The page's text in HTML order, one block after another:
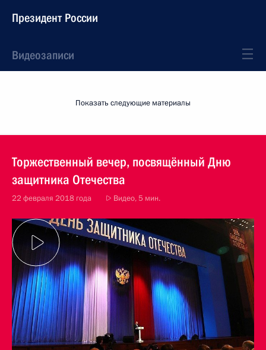
Президент России
Видеозаписи
Показать следующие материалы
Торжественный вечер, посвящённый Дню
защитника Отечества
22 февраля 2018 года Видео, 5 мин.